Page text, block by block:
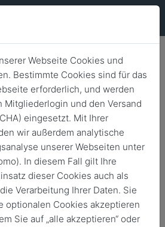
News
Zurück
durchsuchen
Webseite Cookies und
Bestimmte Cookies sind für das
erforderlich, und werden
Mitgliederlogin und den Versand
eingesetzt. Mit Ihrer
wir außerdem analytische
unserer Webseiten unter
In diesem Fall gilt Ihre
dieser Cookies auch als
Verarbeitung Ihrer Daten. Sie
optionalen Cookies akzeptieren
Sie auf „alle akzeptieren“ oder